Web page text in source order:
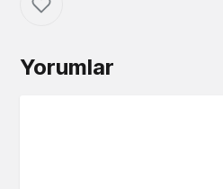
Yorumlar